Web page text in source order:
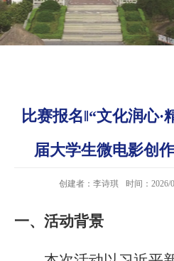
比赛报名‖“文化润心
届大学生微电影创
创建者：李诗琪 时间：2026/
一、活动背景